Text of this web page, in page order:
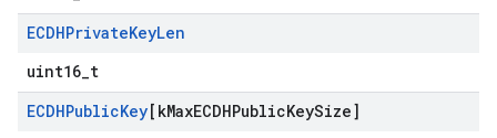
ECDHPrivateKeyLen
uint16_t
ECDHPublicKey[kMaxECDHPublicKeySize]